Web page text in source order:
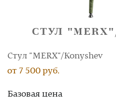
СТУЛ
Стул "MERX"/Konyshev
от 7 500 руб.
Базовая цена